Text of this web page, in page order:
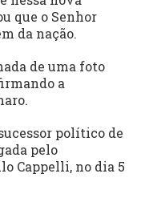
que o Senhor
da nação.
de uma foto
a
político de
pelo
Cappelli, no dia 5